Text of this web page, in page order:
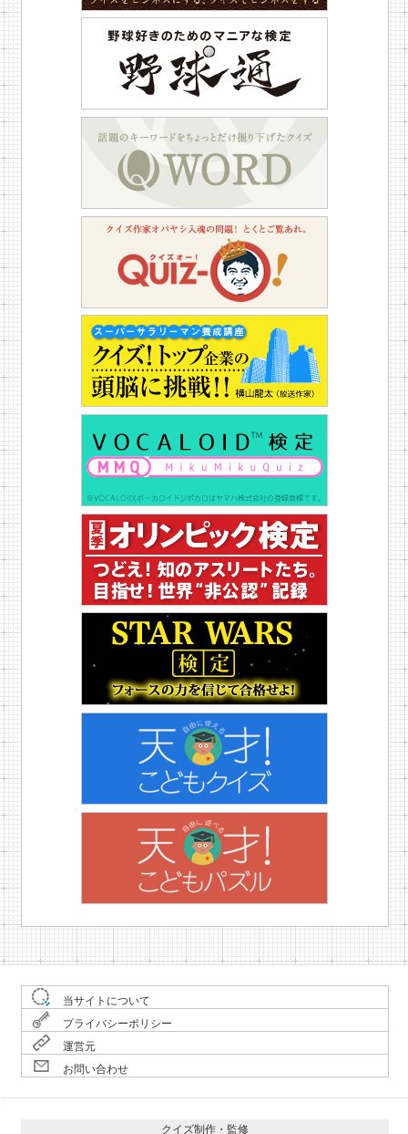
当サイトについて
プライバシーポリシー
運営元
お問い合わせ
クイズ制作・監修